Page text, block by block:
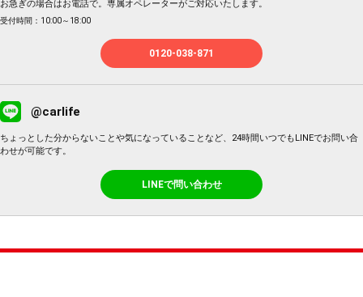
お急ぎの場合はお電話で。専属オペレーターがご対応いたします。
受付時間：10:00～18:00
0120-038-871
@carlife
ちょっとした分からないことや気になっていることなど、24時間いつでもLINEでお問い合
わせが可能です。
LINEで問い合わせ